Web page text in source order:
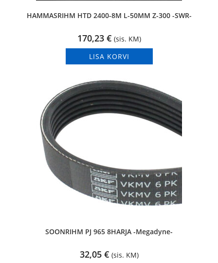
HAMMASRIHM HTD 2400-8M L-50MM Z-300 -SWR-
170,23 € (sis. KM)
LISA KORVI
SOONRIHM PJ 965 8HARJA -Megadyne-
32,05 € (sis. KM)